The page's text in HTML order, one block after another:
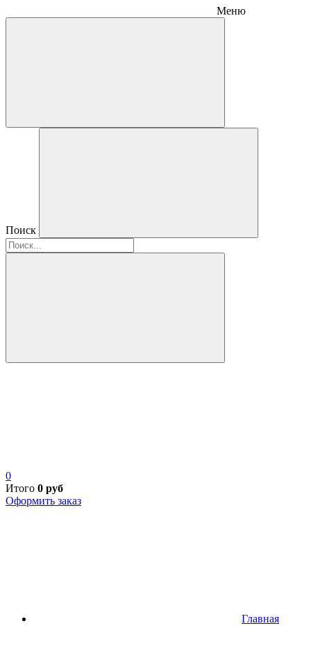
Меню
Поиск
0
Итого 0 руб
Оформить заказ
Главная